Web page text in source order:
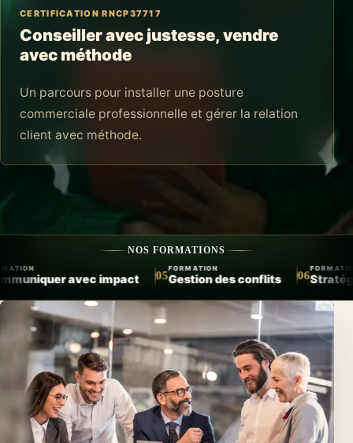
CERTIFICATIONRNCP37717
Conseiller avec justesse, vendre
avec méthode
Un parcours pour installer une posture
commerciale professionnelle et gérer la relation
client avec méthode.
NOS FORMATIONS
des conflits 06
FORMATION
Stratégie commerciale 07
FORMATION
Relation